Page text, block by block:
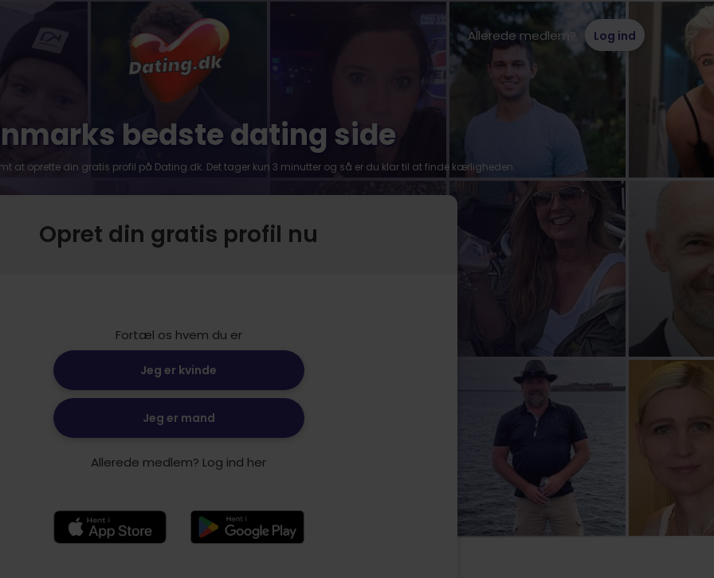
Allerede medlem? Log ind
Opret din gratis profil nu
Fortæl os hvem du er
Jeg er kvinde
Jeg er mand
Allerede medlem? Log ind her
bedste dating side
at oprette din gratis profil på Dating.dk. Det tager kun 3 minutter og så er du klar til at finde kærligheden.